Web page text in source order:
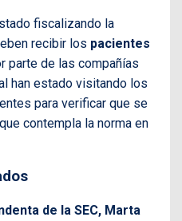
fiscalizando la
recibir los pacientes
parte de las compañías
han estado visitando los
para verificar que se
contempla la norma en
de la SEC, Marta